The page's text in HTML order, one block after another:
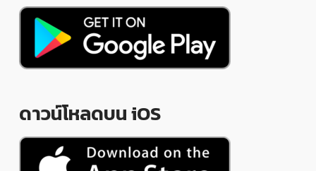
ดาวน์โหลดบน iOS